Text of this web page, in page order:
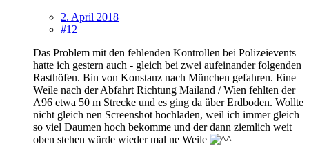
2. April 2018
#12
Das Problem mit den fehlenden Kontrollen bei Polizeievents
hatte ich gestern auch - gleich bei zwei aufeinander folgenden
Rasthöfen. Bin von Konstanz nach München gefahren. Eine
Weile nach der Abfahrt Richtung Mailand / Wien fehlten der
A96 etwa 50 m Strecke und es ging da über Erdboden. Wollte
nicht gleich nen Screenshot hochladen, weil ich immer gleich
so viel Daumen hoch bekomme und der dann ziemlich weit
oben stehen würde wieder mal ne Weile